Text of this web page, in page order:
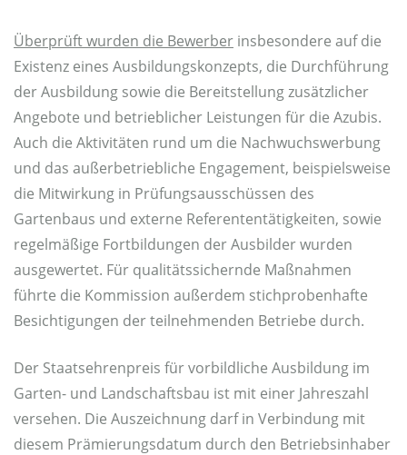
Überprüft wurden die Bewerber insbesondere auf die
Existenz eines Ausbildungskonzepts, die Durchführung
der Ausbildung sowie die Bereitstellung zusätzlicher
Angebote und betrieblicher Leistungen für die Azubis.
Auch die Aktivitäten rund um die Nachwuchswerbung
und das außerbetriebliche Engagement, beispielsweise
die Mitwirkung in Prüfungsausschüssen des
Gartenbaus und externe Referententätigkeiten, sowie
regelmäßige Fortbildungen der Ausbilder wurden
ausgewertet. Für qualitätssichernde Maßnahmen
führte die Kommission außerdem stichprobenhafte
Besichtigungen der teilnehmenden Betriebe durch.
Der Staatsehrenpreis für vorbildliche Ausbildung im
Garten- und Landschaftsbau ist mit einer Jahreszahl
versehen. Die Auszeichnung darf in Verbindung mit
diesem Prämierungsdatum durch den Betriebsinhaber